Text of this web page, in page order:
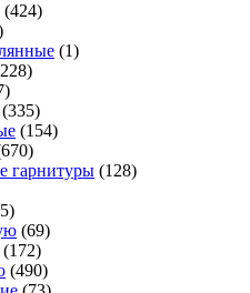
(424)
(1)
(335)
(154)
гарнитуры (128)
(69)
(172)
(490)